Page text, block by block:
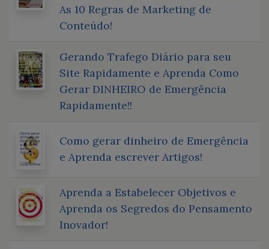
As 10 Regras de Marketing de
Conteúdo!
Gerando Trafego Diário para seu
Site Rapidamente e Aprenda Como
Gerar DINHEIRO de Emergência
Rapidamente!!
Como gerar dinheiro de Emergência
e Aprenda escrever Artigos!
Aprenda a Estabelecer Objetivos e
Aprenda os Segredos do Pensamento
Inovador!